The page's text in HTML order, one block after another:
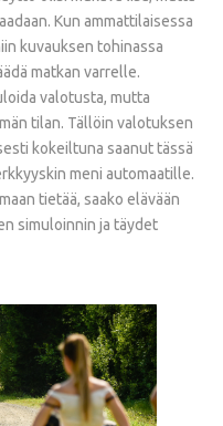
Kun ammattilaisessa
kuvauksen tohinassa
matkan varrelle.
valotusta, mutta
tilan. Tällöin valotuksen
kokeiltuna saanut tässä
meni automaatille.
tietää, saako elävään
simuloinnin ja täydet